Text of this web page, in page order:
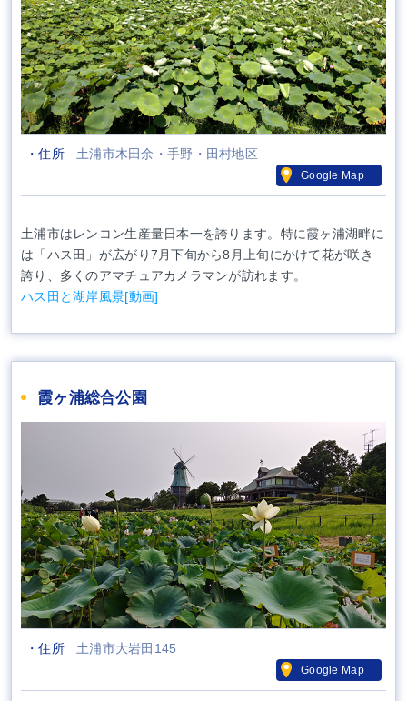
・住所 土浦市木田余・手野・田村地区
Google Map
土浦市はレンコン生産量日本一を誇ります。特に霞ヶ浦湖畔に
は「ハス田」が広がり7月下旬から8月上旬にかけて花が咲き
誇り、多くのアマチュアカメラマンが訪れます。
ハス田と湖岸風景[動画]
霞ヶ浦総合公園
・住所 土浦市大岩田145
Google Map